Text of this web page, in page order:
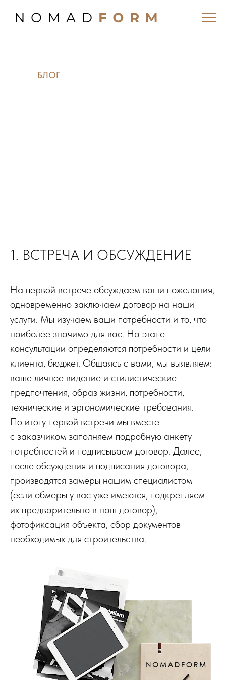
БЛОГ
1. ВСТРЕЧА И ОБСУЖДЕНИЕ
На первой встрече обсуждаем ваши пожелания,
одновременно заключаем договор на наши
услуги. Мы изучаем ваши потребности и то, что
наиболее значимо для вас. На этапе
консультации определяются потребности и цели
клиента, бюджет. Общаясь с вами, мы выявляем:
ваше личное видение и стилистические
предпочтения, образ жизни, потребности,
технические и эргономические требования.
По итогу первой встречи мы вместе
с заказчиком заполняем подробную анкету
потребностей и подписываем договор. Далее,
после обсуждения и подписания договора,
производятся замеры нашим специалистом
(если обмеры у вас уже имеются, подкрепляем
их предварительно в наш договор),
фотофиксация объекта, сбор документов
необходимых для строительства.